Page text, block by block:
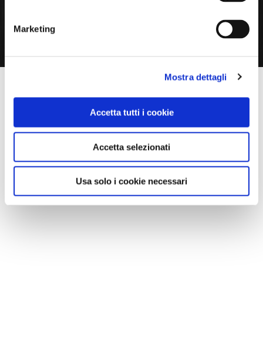
Marketing
Mostra dettagli
Accetta tutti i cookie
Accetta selezionati
Usa solo i cookie necessari